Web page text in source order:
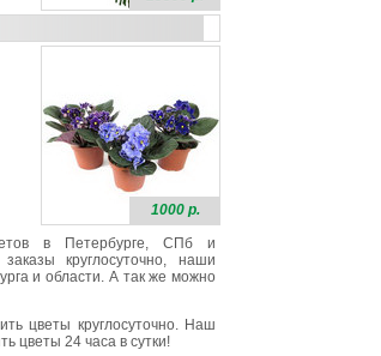
1000 р.
в Петербурге, СПб и
круглосуточно, наши
и области. А так же можно
цветы круглосуточно. Наш
цветы 24 часа в сутки!